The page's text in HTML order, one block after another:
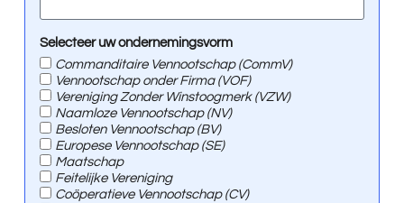
Selecteer uw ondernemingsvorm
Commanditaire Vennootschap (CommV)
Vennootschap onder Firma (VOF)
Vereniging Zonder Winstoogmerk (VZW)
Naamloze Vennootschap (NV)
Besloten Vennootschap (BV)
Europese Vennootschap (SE)
Maatschap
Feitelijke Vereniging
Coöperatieve Vennootschap (CV)